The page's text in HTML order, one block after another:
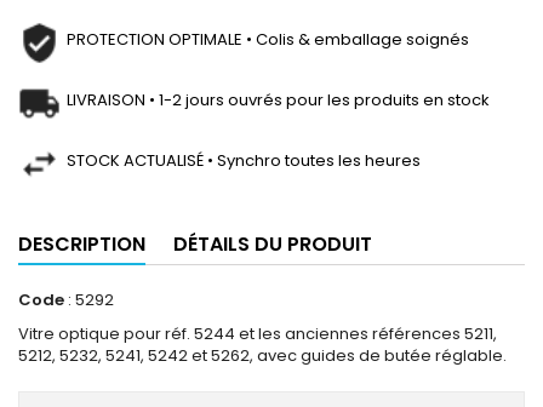
PROTECTION OPTIMALE • Colis & emballage soignés
LIVRAISON • 1-2 jours ouvrés pour les produits en stock
STOCK ACTUALISÉ • Synchro toutes les heures
DESCRIPTION DÉTAILS DU PRODUIT
Code : 5292
Vitre optique pour réf. 5244 et les anciennes références 5211,
5212, 5232, 5241, 5242 et 5262, avec guides de butée réglable.